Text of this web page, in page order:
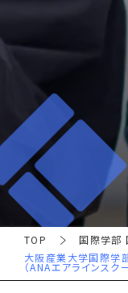
TOP
国際学部
大阪産業大学国際学
（ANAエアラインスク